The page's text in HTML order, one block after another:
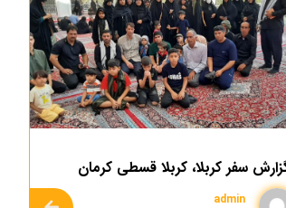
سفر کربلا، کربلا قسطی کرمان
admin